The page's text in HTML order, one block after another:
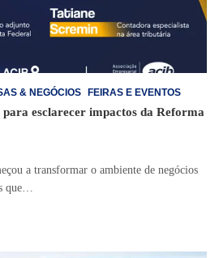
& NEGÓCIOS FEIRAS E EVENTOS
esclarecer impactos da Reforma
a transformar o ambiente de negócios
que…